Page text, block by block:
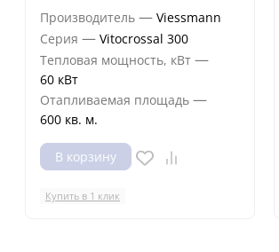
Производитель — Viessmann
Серия — Vitocrossal 300
Тепловая мощность, кВт —
60 кВт
Отапливаемая площадь —
600 кв. м.
В корзину
Купить в 1 клик